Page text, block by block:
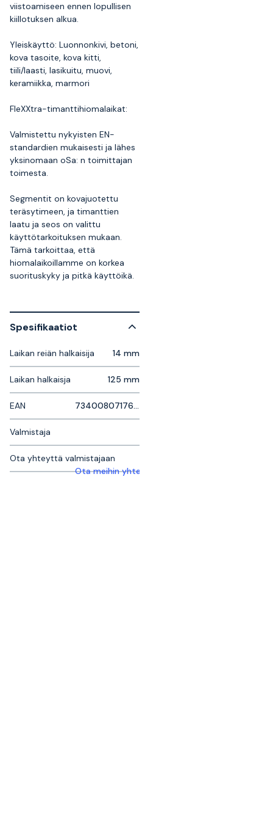
viistoamiseen ennen lopullisen
kiillotuksen alkua.
Yleiskäyttö: Luonnonkivi, betoni,
kova tasoite, kova kitti,
tiili/laasti, lasikuitu, muovi,
keramiikka, marmori
FleXXtra-timanttihiomalaikat:
Valmistettu nykyisten EN-
standardien mukaisesti ja lähes
yksinomaan oSa: n toimittajan
toimesta.
Segmentit on kovajuotettu
teräsytimeen, ja timanttien
laatu ja seos on valittu
käyttötarkoituksen mukaan.
Tämä tarkoittaa, että
hiomalaikoillamme on korkea
suorituskyky ja pitkä käyttöikä.
Spesifikaatiot
Laikan reiän halkaisija 14 mm
Laikan halkaisja 125 mm
EAN 7340080717614
Valmistaja
Ota yhteyttä valmistajaan
Ota meihin yhteyttä saadaksesi lisätietoja